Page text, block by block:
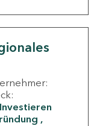
Investieren